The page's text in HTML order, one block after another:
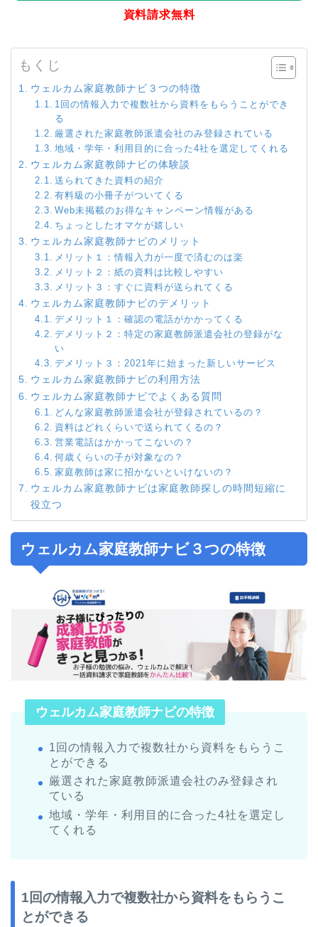
資料請求無料
もくじ
ウェルカム家庭教師ナビ３つの特徴
1回の情報入力で複数社から資料をもらうことができ
る
厳選された家庭教師派遣会社のみ登録されている
地域・学年・利用目的に合った4社を選定してくれる
ウェルカム家庭教師ナビの体験談
送られてきた資料の紹介
有料級の小冊子がついてくる
Web未掲載のお得なキャンペーン情報がある
ちょっとしたオマケが嬉しい
ウェルカム家庭教師ナビのメリット
メリット１：情報入力が一度で済むのは楽
メリット２：紙の資料は比較しやすい
メリット３：すぐに資料が送られてくる
ウェルカム家庭教師ナビのデメリット
デメリット１：確認の電話がかかってくる
デメリット２：特定の家庭教師派遣会社の登録がな
い
デメリット３：2021年に始まった新しいサービス
ウェルカム家庭教師ナビの利用方法
ウェルカム家庭教師ナビでよくある質問
どんな家庭教師派遣会社が登録されているの？
資料はどれくらいで送られてくるの？
営業電話はかかってこないの？
何歳くらいの子が対象なの？
家庭教師は家に招かないといけないの？
ウェルカム家庭教師ナビは家庭教師探しの時間短縮に
役立つ
ウェルカム家庭教師ナビ３つの特徴
ウェルカム家庭教師ナビの特徴
1回の情報入力で複数社から資料をもらうこ
とができる
厳選された家庭教師派遣会社のみ登録され
ている
地域・学年・利用目的に合った4社を選定し
てくれる
1回の情報入力で複数社から資料をもらうこ
とができる